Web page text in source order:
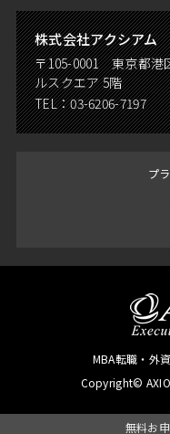
無料お
株式会社アクシアム
〒105-0001 東京都港
ルスクエア 5階
TEL：03-6206-7197
プ
MBA転職・外
Copyright©